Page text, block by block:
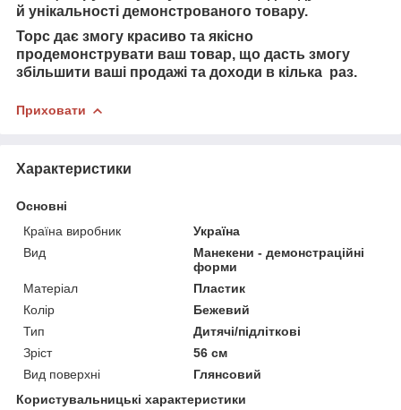
й унікальності демонстрованого товару.
Торс дає змогу красиво та якісно
продемонструвати ваш товар, що дасть змогу
збільшити ваші продажі та доходи в кілька раз.
Приховати
Характеристики
Основні
Країна виробник
Україна
Вид
Манекени - демонстраційні
форми
Матеріал
Пластик
Колір
Бежевий
Тип
Дитячі/підліткові
Зріст
56 см
Вид поверхні
Глянсовий
Користувальницькі характеристики